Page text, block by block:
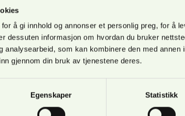
å gi innhold og annonser et personlig preg, for å
dessuten informasjon om hvordan du bruker
analysearbeid, som kan kombinere den med
gjennom din bruk av tjenestene deres.
Egenskaper Statistikk
fått spørsmål om og innspill på at angivelse
120’» (Nyplanting) oppleves som
i søknader knyttet til